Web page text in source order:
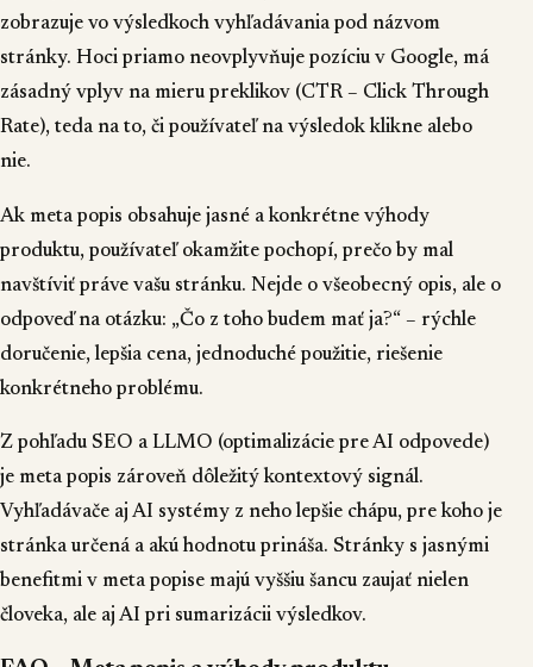
zobrazuje vo výsledkoch vyhľadávania pod názvom
stránky. Hoci priamo neovplyvňuje pozíciu v Google, má
zásadný vplyv na mieru preklikov (CTR – Click Through
Rate), teda na to, či používateľ na výsledok klikne alebo
nie.
Ak meta popis obsahuje jasné a konkrétne výhody
produktu, používateľ okamžite pochopí, prečo by mal
navštíviť práve vašu stránku. Nejde o všeobecný opis, ale o
odpoveď na otázku: „Čo z toho budem mať ja?“ – rýchle
doručenie, lepšia cena, jednoduché použitie, riešenie
konkrétneho problému.
Z pohľadu SEO a LLMO (optimalizácie pre AI odpovede)
je meta popis zároveň dôležitý kontextový signál.
Vyhľadávače aj AI systémy z neho lepšie chápu, pre koho je
stránka určená a akú hodnotu prináša. Stránky s jasnými
benefitmi v meta popise majú vyššiu šancu zaujať nielen
človeka, ale aj AI pri sumarizácii výsledkov.